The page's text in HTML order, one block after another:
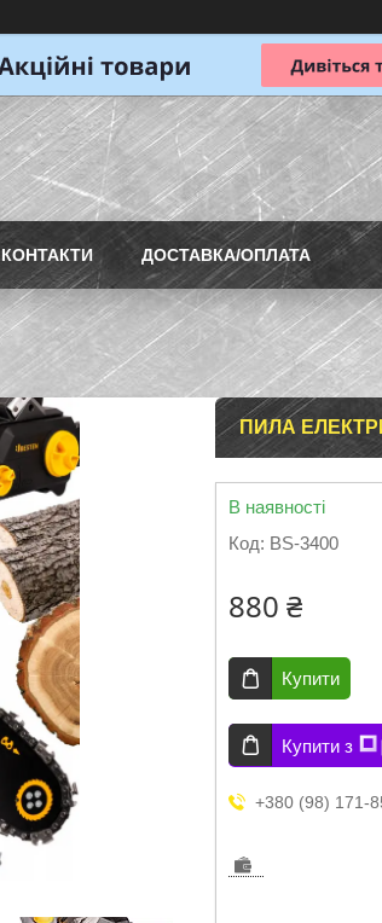
КОНТАКТИ ДОСТАВКА/ОПЛАТА
ПИЛА
В наявності
Код: BS-3400
880 ₴
Купити
Купити з
+380 (98) 171-